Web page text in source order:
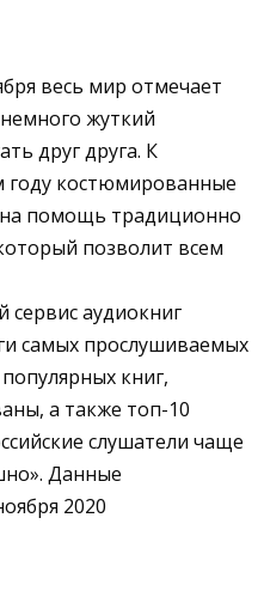
весь мир отмечает
жуткий
друг друга. К
году костюмированные
помощь традиционно
позволит всем
аудиокниг
самых прослушиваемых
книг,
а также топ-10
слушатели чаще
Данные
2020